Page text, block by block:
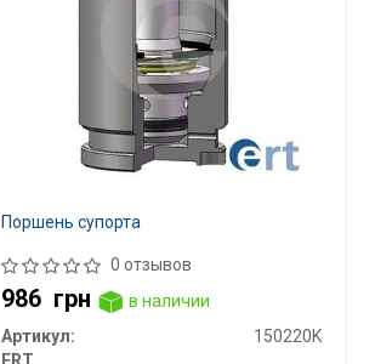
Поршень супорта
0 отзывов
986 грн
в наличии
Артикул:
150220K